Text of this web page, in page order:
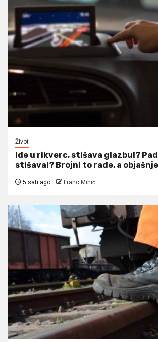
Život
Ide u rikverc, stišava glazbu!?
stišava!? Brojni to rade, a
5 sati ago Franc Mihić